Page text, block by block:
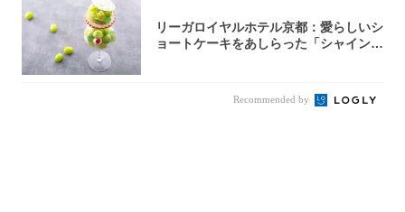
リーガロイヤルホテル京都：愛らしいシ
ョートケーキをあしらった「シャインマ
Recommended by